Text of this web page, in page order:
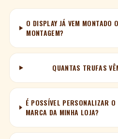
O DISPLAY JÁ VEM MONTADO
MONTAGEM?
QUANTAS TRUFAS
É POSSÍVEL PERSONALIZAR
MARCA DA MINHA LOJA?